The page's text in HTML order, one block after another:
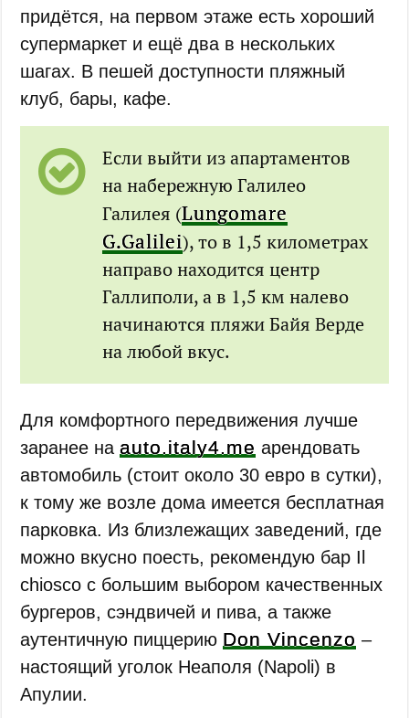
придётся, на первом этаже есть хороший
супермаркет и ещё два в нескольких
шагах. В пешей доступности пляжный
клуб, бары, кафе.
Если выйти из апартаментов
на набережную Галилео
Галилея (Lungomare
G.Galilei), то в 1,5 километрах
направо находится центр
Галлиполи, а в 1,5 км налево
начинаются пляжи Байя Верде
на любой вкус.
Для комфортного передвижения лучше
заранее наauto.italy4.me арендовать
автомобиль (стоит около 30 евро в сутки),
к тому же возле дома имеется бесплатная
парковка. Из близлежащих заведений, где
можно вкусно поесть, рекомендую бар Il
chiosco с большим выбором качественных
бургеров, сэндвичей и пива, а также
аутентичную пиццерию Don Vincenzo ‒
настоящий уголок Неаполя (Napoli) в
Апулии.